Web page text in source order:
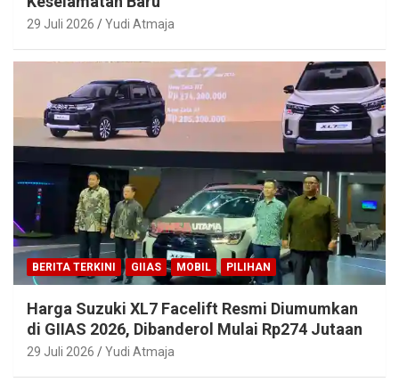
29 Juli 2026 Yudi Atmaja
BERITA TERKINI GIIAS MOBIL PILIHAN
Harga Suzuki XL7 Facelift Resmi Diumumkan
di GIIAS 2026, Dibanderol Mulai Rp274 Jutaan
29 Juli 2026 Yudi Atmaja